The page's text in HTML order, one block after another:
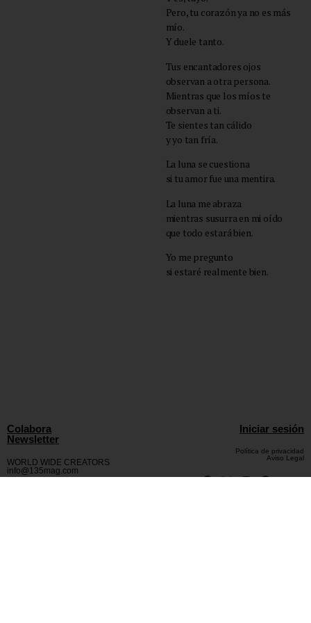
Pero, tu corazón ya no es más
mío.
Y duele tanto.
Tus encantadores ojos
observan a otra persona.
Mientras que los míos te
observan a ti.
Te sientes tan cálido
y yo tan fría.
La luna se cuestiona
si tu amor fue una mentira.
La luna me abraza
mientras susurra en mi oído
que todo estará bien.
Yo me pregunto
si estaré realmente bien.
Colabora
Newsletter
WORLD WIDE CREATORS
info@135mag.com
Iniciar sesión
Política de privacidad
Aviso Legal